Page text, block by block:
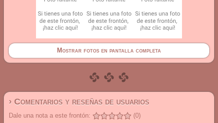
Mostrar fotos en pantalla completa
› Comentarios y reseñas de usuarios
Dale una nota a este frontón: (0)